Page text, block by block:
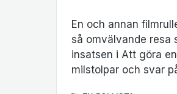
En och annan
så omvälvande resa
insatsen i Att göra
milstolpar och svar